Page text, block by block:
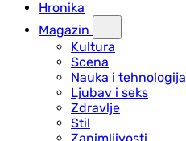
Hronika
Magazin
Kultura
Scena
Nauka i tehnologija
Ljubav i seks
Zdravlje
Stil